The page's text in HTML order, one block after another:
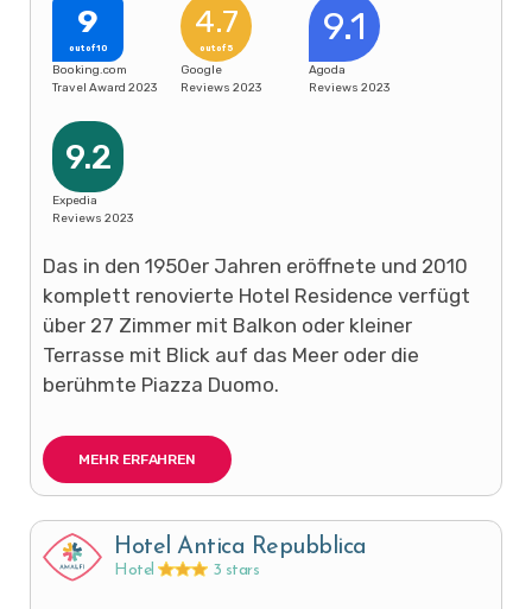
9
out of 10
Booking.com
Travel Award 2023
4.7
out of 5
Google
Reviews 2023
9.1
Agoda
Reviews 2023
9.2
Expedia
Reviews 2023
Das in den 1950er Jahren eröffnete und 2010
komplett renovierte Hotel Residence verfügt
über 27 Zimmer mit Balkon oder kleiner
Terrasse mit Blick auf das Meer oder die
berühmte Piazza Duomo.
MEHR ERFAHREN
Hotel Antica Repubblica
Hotel 3 stars